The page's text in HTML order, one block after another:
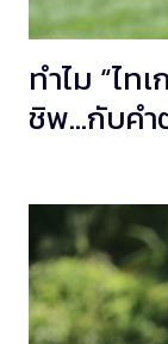
ทำไม “ไท
ชิพ…กับคำ